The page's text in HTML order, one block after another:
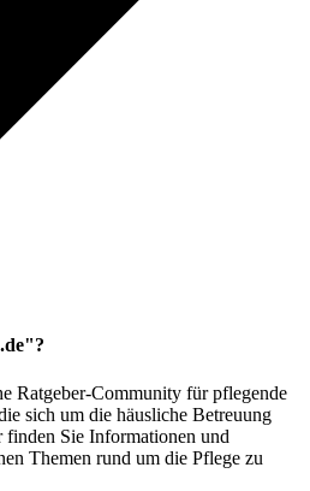
Ratgeber-Community für pflegende
sich um die häusliche Betreuung
Sie Informationen und
Themen rund um die Pflege zu